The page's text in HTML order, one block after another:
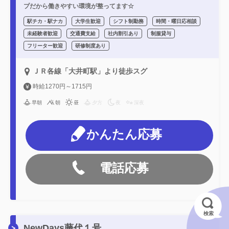
プだから働きやすい環境が整ってます☆
駅チカ・駅ナカ 大学生歓迎 シフト制勤務 時間・曜日応相談
未経験者歓迎 交通費支給 社内割引あり 制服貸与
フリーター歓迎 研修制度あり
ＪＲ各線「大井町駅」より徒歩スグ
時給1270円～1715円
早朝 朝 昼 夕方 夜 深夜
かんたん応募
電話応募
検索